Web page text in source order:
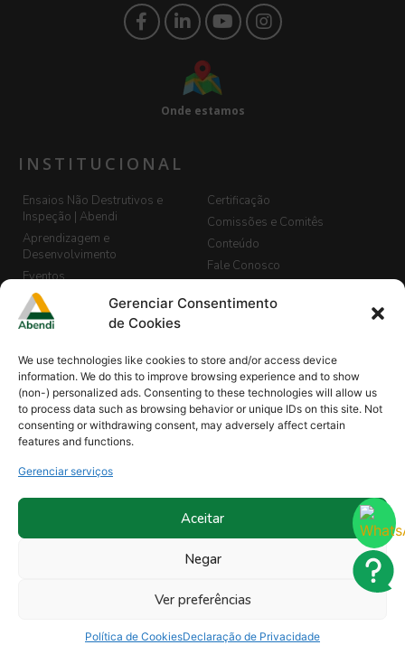
Gerenciar Consentimento
de Cookies
We use technologies like cookies to store and/or access device
information. We do this to improve browsing experience and to show
(non-) personalized ads. Consenting to these technologies will allow us
to process data such as browsing behavior or unique IDs on this site. Not
consenting or withdrawing consent, may adversely affect certain
features and functions.
Gerenciar serviços
Aceitar
Negar
Ver preferências
Política de CookiesDeclaração de Privacidade
Onde estamos
INSTITUCIONAL
Ensaios Não Destrutivos e
Inspeção | Abendi
Aprendizagem e
Desenvolvimento
Eventos
Banco de Currículos
Cadastro de Vagas
Blog Abendi Digital
Certificação
Comissões e Comitês
Conteúdo
Fale Conosco
Guia de END, Inspeção e
Minha Abendi
END
Projetos
Treinamentos
Treinamento In Company
Abendi ©2026 Todos os Direitos Reservados.